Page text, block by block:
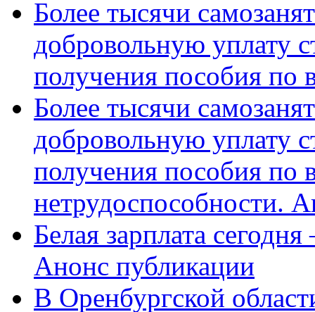
Более тысячи
добровольную уплату
получения пособия по
Более тысячи
добровольную уплату
получения пособия по
нетрудоспособности.
Белая зарплата
Анонс публикации
В Оренбургской